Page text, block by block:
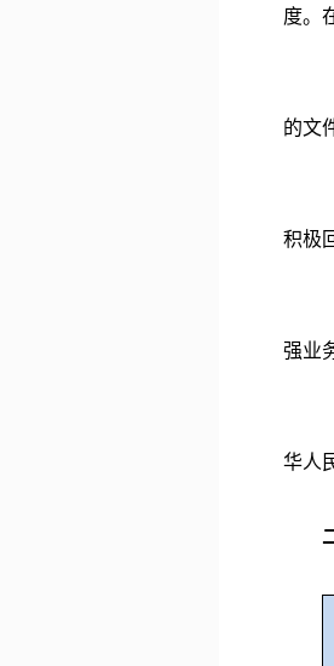
度。
的文
积极
强业
华人